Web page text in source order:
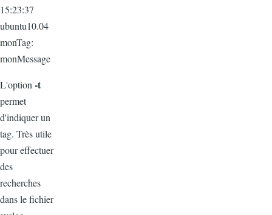
15:23:37
ubuntu10.04
monTag:
monMessage
L'option -t
permet
d'indiquer un
tag. Très utile
pour effectuer
des
recherches
dans le fichier